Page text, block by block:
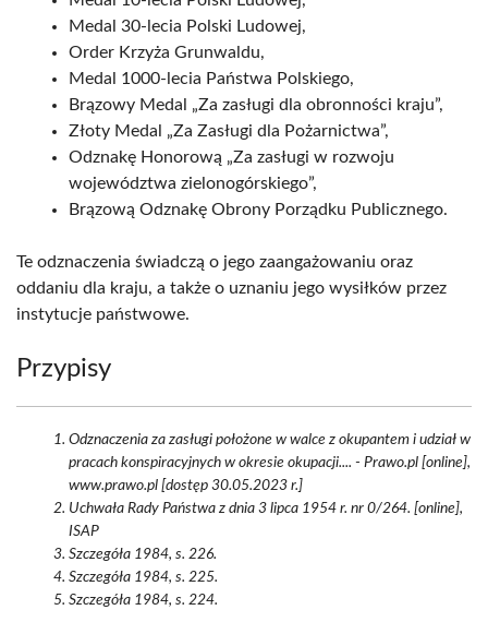
Medal 30-lecia Polski Ludowej,
Order Krzyża Grunwaldu,
Medal 1000-lecia Państwa Polskiego,
Brązowy Medal „Za zasługi dla obronności kraju”,
Złoty Medal „Za Zasługi dla Pożarnictwa”,
Odznakę Honorową „Za zasługi w rozwoju
województwa zielonogórskiego”,
Brązową Odznakę Obrony Porządku Publicznego.
Te odznaczenia świadczą o jego zaangażowaniu oraz
oddaniu dla kraju, a także o uznaniu jego wysiłków przez
instytucje państwowe.
Przypisy
Odznaczenia za zasługi położone w walce z okupantem i udział w
pracach konspiracyjnych w okresie okupacji.... - Prawo.pl [online],
www.prawo.pl [dostęp 30.05.2023 r.]
Uchwała Rady Państwa z dnia 3 lipca 1954 r. nr 0/264. [online],
ISAP
Szczegóła 1984, s. 226.
Szczegóła 1984, s. 225.
Szczegóła 1984, s. 224.